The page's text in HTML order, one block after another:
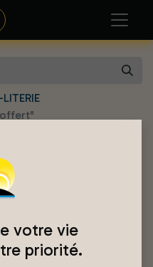
votre vie
priorité.